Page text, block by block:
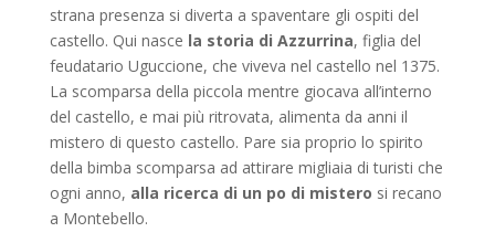
strana presenza si diverta a spaventare gli ospiti del
castello. Qui nasce la storia di Azzurrina, figlia del
feudatario Uguccione, che viveva nel castello nel 1375.
La scomparsa della piccola mentre giocava all’interno
del castello, e mai più ritrovata, alimenta da anni il
mistero di questo castello. Pare sia proprio lo spirito
della bimba scomparsa ad attirare migliaia di turisti che
ogni anno, alla ricerca di un po di mistero si recano
a Montebello.